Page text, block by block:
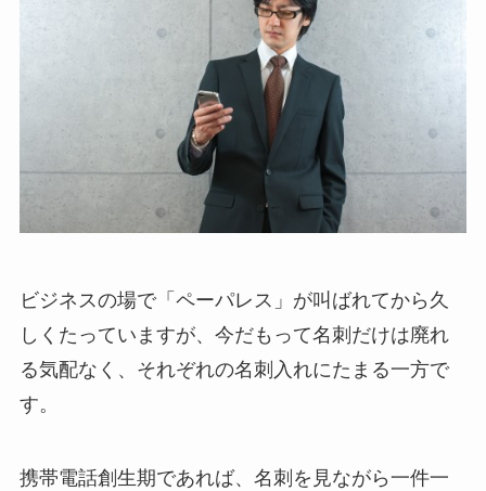
ビジネスの場で「ペーパレス」が叫ばれてから久
しくたっていますが、今だもって名刺だけは廃れ
る気配なく、それぞれの名刺入れにたまる一方で
す。
携帯電話創生期であれば、名刺を見ながら一件一